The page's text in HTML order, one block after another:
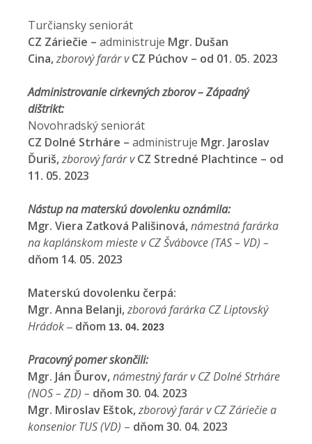
Turčiansky seniorát
CZ Záriečie – administruje Mgr. Dušan
Cina,zborový farár v CZ Púchov – od 01. 05. 2023
Administrovanie cirkevných zborov – Západný
dištrikt:
Novohradský seniorát
CZ Dolné Strháre – administruje Mgr. Jaroslav
Ďuriš,zborový farár v CZ Stredné Plachtince – od
11. 05. 2023
Nástup na materskú dovolenku oznámila:
Mgr. Viera Zaťková Pališinová,námestná farárka
na kaplánskom mieste v CZ Švábovce (TAS – VD) –
dňom 14. 05. 2023
Materskú dovolenku čerpá:
Mgr. Anna Belanji,zborová farárka CZ Liptovský
Hrádok – dňom 13. 04. 2023
Pracovný pomer skončili:
Mgr. Ján Ďurov,námestný farár v CZ Dolné Strháre
(NOS – ZD) – dňom 30. 04. 2023
Mgr. Miroslav Eštok,zborový farár v CZ Záriečie a
konsenior TUS (VD) – dňom 30. 04. 2023